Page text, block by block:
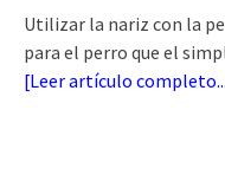
Utilizar la nariz con la
para el perro que el
[Leer artículo completo...